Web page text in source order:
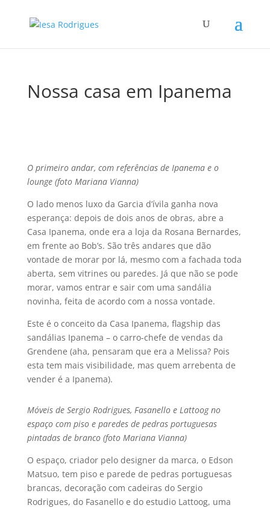
Nossa casa em Ipanema
O primeiro andar, com referências de Ipanema e o
lounge (foto Mariana Vianna)
O lado menos luxo da Garcia d’ívila ganha nova
esperança: depois de dois anos de obras, abre a
Casa Ipanema, onde era a loja da Rosana Bernardes,
em frente ao Bob’s. São três andares que dão
vontade de morar por lá, mesmo com a fachada toda
aberta, sem vitrines ou paredes. Já que não se pode
morar, vamos entrar e sair com uma sandália
novinha, feita de acordo com a nossa vontade.
Este é o conceito da Casa Ipanema, flagship das
sandálias Ipanema – o carro-chefe de vendas da
Grendene (aha, pensaram que era a Melissa? Pois
esta tem mais visibilidade, mas quem arrebenta de
vender é a Ipanema).
Móveis de Sergio Rodrigues, Fasanello e Lattoog no
espaço com piso e paredes de pedras portuguesas
pintadas de branco (foto Mariana Vianna)
O espaço, criador pelo designer da marca, o Edson
Matsuo, tem piso e parede de pedras portuguesas
brancas, decoração com cadeiras do Sergio
Rodrigues, do Fasanello e do estudio Lattoog, uma